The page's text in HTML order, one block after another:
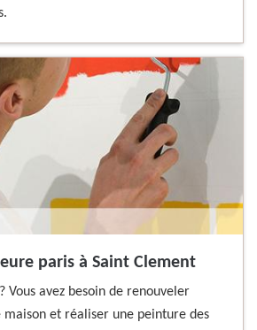
paris à Saint Clement
Vous avez besoin de renouveler
maison et réaliser une peinture des